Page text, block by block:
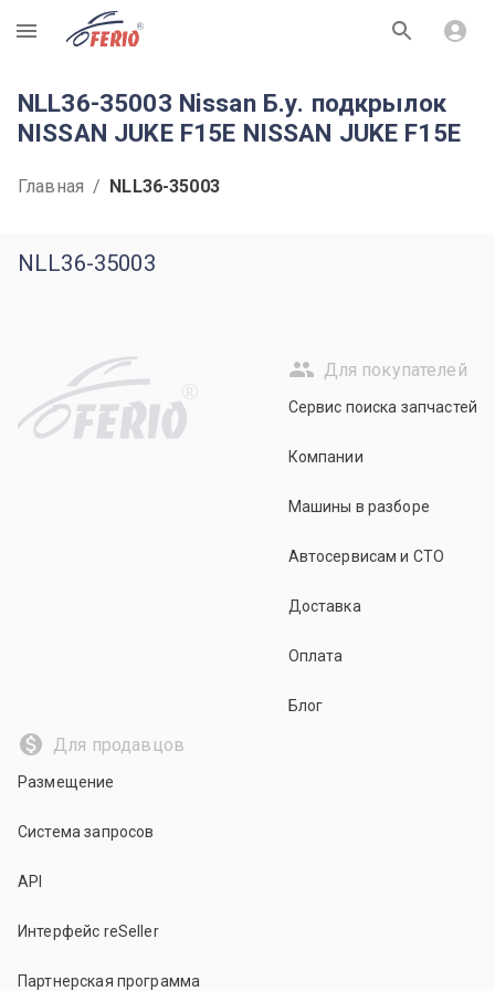
R
NLL36-35003 Nissan Б.у. подкрылок
NISSAN JUKE F15E NISSAN JUKE F15E
Главная / NLL36-35003
NLL36-35003
R
Для покупателей
Сервис поиска запчастей
Компании
Машины в разборе
Автосервисам и СТО
Доставка
Оплата
Блог
Для продавцов
Размещение
Система запросов
API
Интерфейс reSeller
Партнерская программа